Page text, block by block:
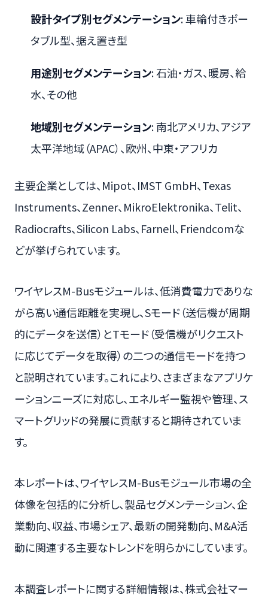
設計タイプ別セグメンテーション: 車輪付きポー
タブル型、据え置き型
用途別セグメンテーション: 石油・ガス、暖房、給
水、その他
地域別セグメンテーション: 南北アメリカ、アジア
太平洋地域（APAC）、欧州、中東・アフリカ
主要企業としては、Mipot、IMST GmbH、Texas
Instruments、Zenner、MikroElektronika、Telit、
Radiocrafts、Silicon Labs、Farnell、Friendcomな
どが挙げられています。
ワイヤレスM-Busモジュールは、低消費電力でありな
がら高い通信距離を実現し、Sモード（送信機が周期
的にデータを送信）とTモード（受信機がリクエスト
に応じてデータを取得）の二つの通信モードを持つ
と説明されています。これにより、さまざまなアプリケ
ーションニーズに対応し、エネルギー監視や管理、ス
マートグリッドの発展に貢献すると期待されていま
す。
本レポートは、ワイヤレスM-Busモジュール市場の全
体像を包括的に分析し、製品セグメンテーション、企
業動向、収益、市場シェア、最新の開発動向、M&A活
動に関連する主要なトレンドを明らかにしています。
本調査レポートに関する詳細情報は、株式会社マー